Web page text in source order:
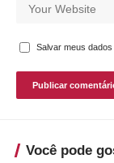
Salvar meus
Você pode